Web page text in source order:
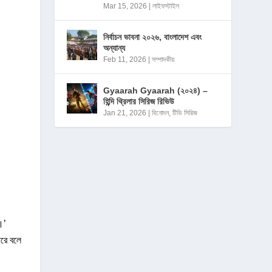
বলে
Mar 15, 2026 |লাইফস্টাইল
নির্বাচন ভাবনা ২০২৬, বাংলাদেশ এবং
অন্যান্য
Feb 11, 2026 |সম্পাদকীয়
Gyaarah Gyaarah (২০২৪) –
হিন্দি থ্রিলার সিরিজ রিভিউ
Jan 21, 2026 |বিনোদন,টিভি সিরিজ